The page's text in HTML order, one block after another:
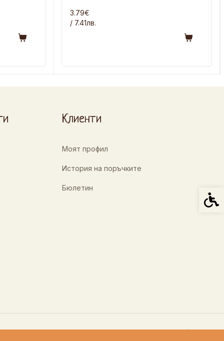
3.79€
/ 7.41лв.
Клиенти
Моят профил
История на поръчките
Бюлетин